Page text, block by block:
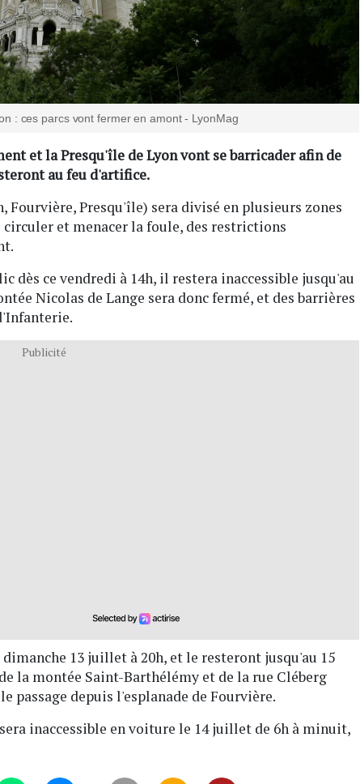
: ces parcs vont fermer en amont - LyonMag
et la Presqu'île de Lyon vont se barricader afin de
au feu d'artifice.
Fourvière, Presqu'île) sera divisé en plusieurs zones
et menacer la foule, des restrictions
dès ce vendredi à 14h, il restera inaccessible jusqu'au
Nicolas de Lange sera donc fermé, et des barrières
Publicité
13 juillet à 20h, et le resteront jusqu'au 15
la montée Saint-Barthélémy et de la rue Cléberg
passage depuis l'esplanade de Fourvière.
inaccessible en voiture le 14 juillet de 6h à minuit,